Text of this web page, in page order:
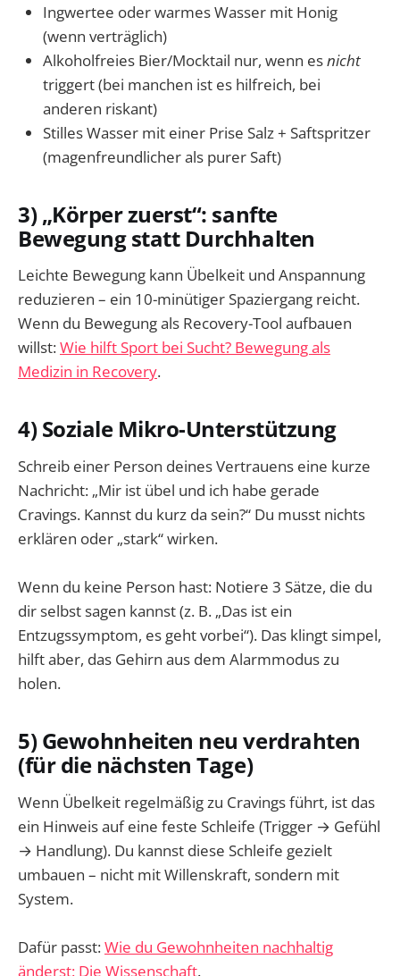
Ingwertee oder warmes Wasser mit Honig
(wenn verträglich)
Alkoholfreies Bier/Mocktail nur, wenn esnicht
triggert (bei manchen ist es hilfreich, bei
anderen riskant)
Stilles Wasser mit einer Prise Salz + Saftspritzer
(magenfreundlicher als purer Saft)
3) „Körper zuerst“: sanfte
Bewegung statt Durchhalten
Leichte Bewegung kann Übelkeit und Anspannung
reduzieren – ein 10-minütiger Spaziergang reicht.
Wenn du Bewegung als Recovery-Tool aufbauen
willst:Wie hilft Sport bei Sucht? Bewegung als
Medizin in Recovery.
4) Soziale Mikro-Unterstützung
Schreib einer Person deines Vertrauens eine kurze
Nachricht: „Mir ist übel und ich habe gerade
Cravings. Kannst du kurz da sein?“ Du musst nichts
erklären oder „stark“ wirken.
Wenn du keine Person hast: Notiere 3 Sätze, die du
dir selbst sagen kannst (z. B. „Das ist ein
Entzugssymptom, es geht vorbei“). Das klingt simpel,
hilft aber, das Gehirn aus dem Alarmmodus zu
holen.
5) Gewohnheiten neu verdrahten
(für die nächsten Tage)
Wenn Übelkeit regelmäßig zu Cravings führt, ist das
ein Hinweis auf eine feste Schleife (Trigger → Gefühl
→ Handlung). Du kannst diese Schleife gezielt
umbauen – nicht mit Willenskraft, sondern mit
System.
Dafür passt:Wie du Gewohnheiten nachhaltig
änderst: Die Wissenschaft.